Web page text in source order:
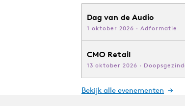
Dag van de Audio
1 oktober 2026 · Adformatie
CMO Retail
13 oktober 2026 ·
Bekijk alle evenementen